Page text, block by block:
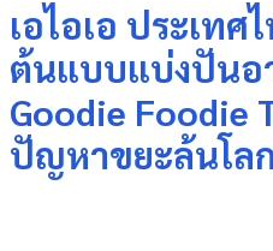
เอไอเอ ประเทศ
ต้นแบบแบ่งปันอ
Goodie Foodie
ปัญหาขยะล้นโลก